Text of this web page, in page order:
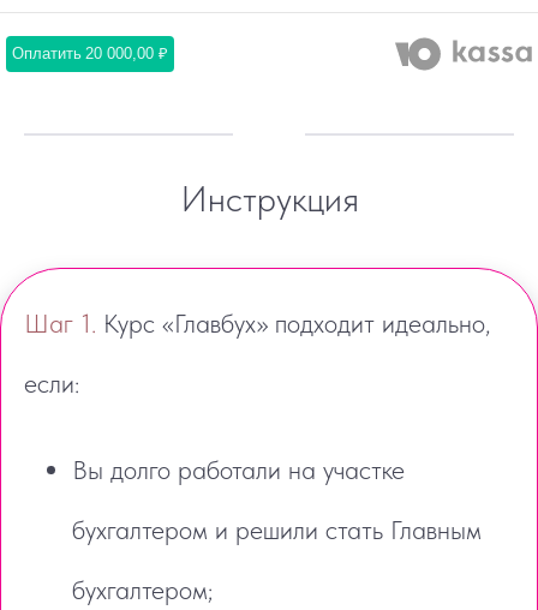
Оплатить 20 000,00 ₽
Инструкция
Шаг 1. Курс «Главбух» подходит идеально,
если:
Вы долго работали на участке
бухгалтером и решили стать Главным
бухгалтером;